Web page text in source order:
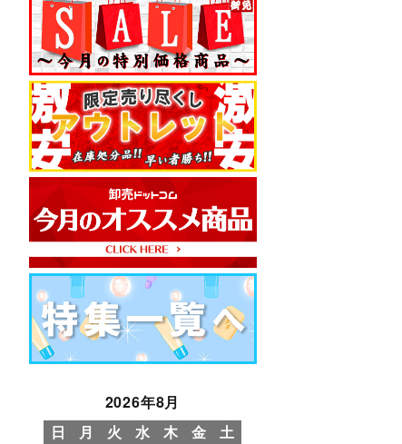
2026年8月
日
月 火 水 木 金
土